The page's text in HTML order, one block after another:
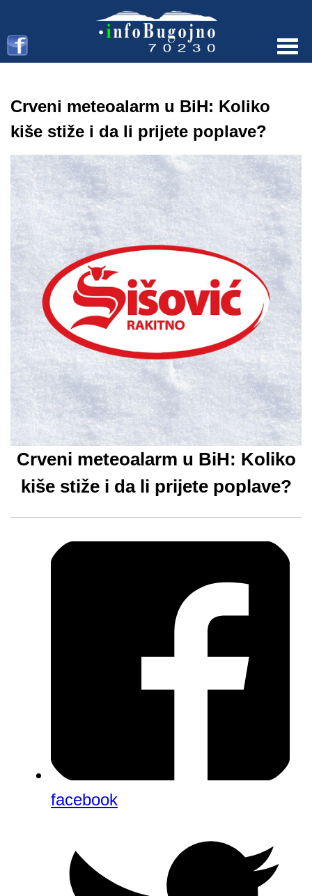
Crveni meteoalarm u BiH: Koliko
kiše stiže i da li prijete poplave?
Crveni meteoalarm u BiH: Koliko
kiše stiže i da li prijete poplave?
facebook